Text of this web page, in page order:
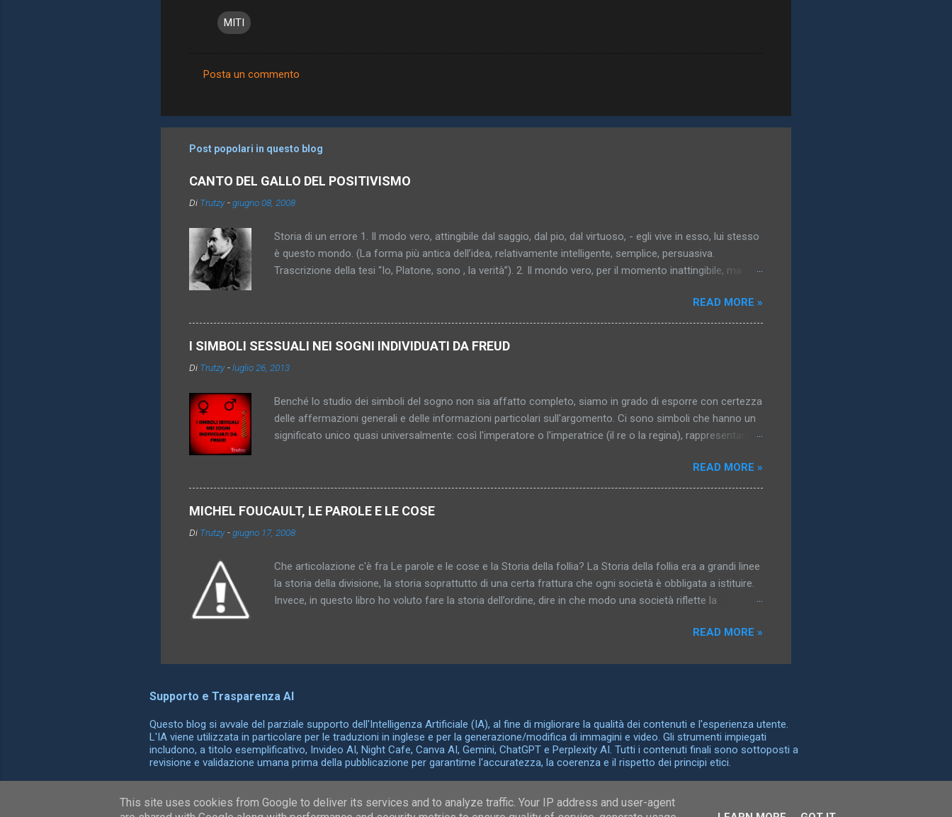
MITI
m
m
n
t
i
Posta un commento
Post popolari in questo blog
CANTO DEL GALLO DEL POSITIVISMO
Di Trutzy -giugno 08, 2008
Storia di un errore 1. Il modo vero, attingibile dal saggio, dal pio, dal virtuoso, - egli vive in esso, lui stesso
è questo mondo. (La forma più antica dell’idea, relativamente intelligente, semplice, persuasiva.
Trascrizione della tesi “Io, Platone, sono , la verità”). 2. Il mondo vero, per il momento inattingibile, ma
diventa più sottile, più capziosa, più inafferrabile – diventa donna, si cristallizza..). 3. Il mondo vero,
inattingibile, indimostrabile, impromettibile, ma già in quanto pensato una consolazione, un obbligo, un
imperativo. (In fondo l’antico sole, ma attraverso nebbia e scetticismo; l’idea sublimata,pallida, nordica,
anche sconosciuto. Di conseguenza neppure consolante, salvifico, vincolante: a che ci potrebbe
READ MORE »
I SIMBOLI SESSUALI NEI SOGNI INDIVIDUATI DA FREUD
Di Trutzy -luglio 26, 2013
Benché lo studio dei simboli del sogno non sia affatto completo, siamo in grado di esporre con certezza
delle affermazioni generali e delle informazioni particolari sull'argomento. Ci sono simboli che hanno un
significato unico quasi universalmente: così l'imperatore o l'imperatrice (il re o la regina), rappresentano i
dei simboli del sogno serve a rappresentare persone, parti del corpo e attività di interesse erotico; in
particolare i genitali sono rappresentati da numerosi simboli spesso sorprendenti, e la più grande varietà
di oggetti serve ad indicarli simbolicamente. Armi appuntite, oggetti lunghi e rigidi, come tronchi e bastoni,
rappresentano l'organo genitale maschile; mentre armadi, scatole, carrozze e forni rappresentano
l'utero. In tali casi il tertium comparationis, l'elemento comune in queste sostituzioni, è immediatamente
READ MORE »
MICHEL FOUCAULT, LE PAROLE E LE COSE
Di Trutzy -giugno 17, 2008
Che articolazione c'è fra Le parole e le cose e la Storia della follia? La Storia della follia era a grandi linee
la storia della divisione, la storia soprattutto di una certa frattura che ogni società è obbligata a istituire.
Invece, in questo libro ho voluto fare la storia dell’ordine, dire in che modo una società riflette la
possono organizzarsi in reti, disegnarsi secondo schemi razionali. La Storia della follia è la storia della
ha dato al libro si ritrova la parola “archeologia” che era già nel sottotitolo della Nascita della clinica , e
esattamente una disciplina ma un campo di ricerca, che sarebbe il seguente. In una società le
conoscenze, le idee filosofich...
READ MORE »
Supporto e Trasparenza AI
Questo blog si avvale del parziale supporto dell'Intelligenza Artificiale (IA), al fine di migliorare la qualità dei contenuti e l'esperienza utente.
L'IA viene utilizzata in particolare per le traduzioni in inglese e per la generazione/modifica di immagini e video. Gli strumenti impiegati
includono, a titolo esemplificativo, Invideo AI, Night Cafe, Canva AI, Gemini, ChatGPT e Perplexity AI. Tutti i contenuti finali sono sottoposti a
revisione e validazione umana prima della pubblicazione per garantirne l'accuratezza, la coerenza e il rispetto dei principi etici.
This site uses cookies from Google to deliver its services and to analyze traffic. Your IP address and user-agent